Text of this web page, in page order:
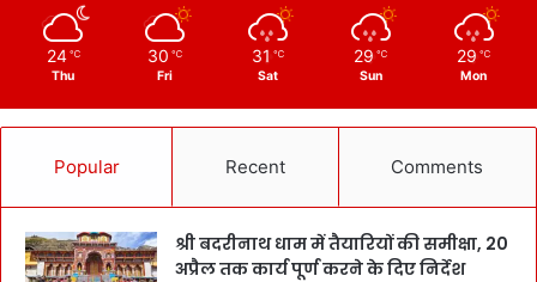
24 ℃
Thu
30 ℃
Fri
31 ℃
Sat
29 ℃
Sun
29 ℃
Mon
Popular Recent Comments
श्री बदरीनाथ धाम में तैयारियों की समीक्षा, 20
अप्रैल तक कार्य पूर्ण करने के दिए निर्देश